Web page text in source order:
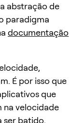
abstração de
paradigma
documentação
É por isso que
que
na velocidade
ser batido.